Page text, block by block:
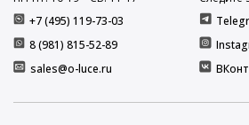
+7 (495) 119-73-03
8 (981) 815-52-89
sales@o-luce.ru